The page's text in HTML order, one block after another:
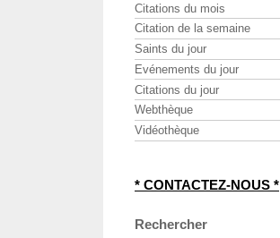
Citations du mois
Citation de la semaine
Saints du jour
Evénements du jour
Citations du jour
Webthèque
Vidéothèque
* CONTACTEZ-NOUS *
Rechercher